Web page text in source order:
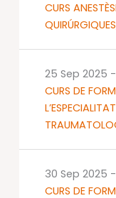
CURS
CURS DE
25 Sep 2025 -
CURS DE
30 Sep 2025 -